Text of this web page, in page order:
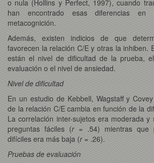
o nula (Hollins y Perfect, 1997), cuando
han encontrado esas diferencias
metacognición.
Además, existen indicios de que
favorecen la relación C/E y otras la inhiben.
están el nivel de dificultad de la prueba,
evaluación o el nivel de ansiedad.
Nivel de dificultad
En un estudio de Kebbell, Wagstaff y
de la relación C/E cambia en función de la
La correlación inter-sujetos era moderada y
preguntas fáciles (r= .54) mientras que
difíciles era más baja (r= .26).
Pruebas de evaluación